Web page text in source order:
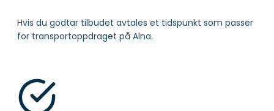
Hvis du godtar tilbudet avtales et tidspunkt som passer
for transportoppdraget på Alna.